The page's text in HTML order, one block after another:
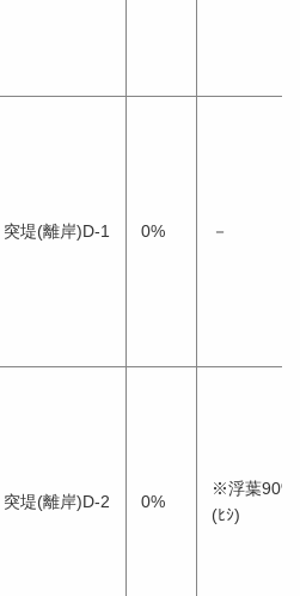
突堤(離岸)D-1 0% －
突堤(離岸)D-2 0%
※浮葉90%
(ﾋｼ)